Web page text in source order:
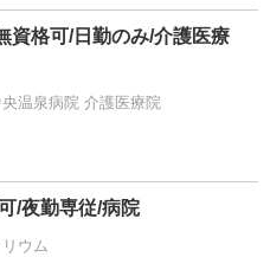
資格可/日勤のみ/介護医療
温泉病院 介護医療院
/夜勤専従/病院
ウム